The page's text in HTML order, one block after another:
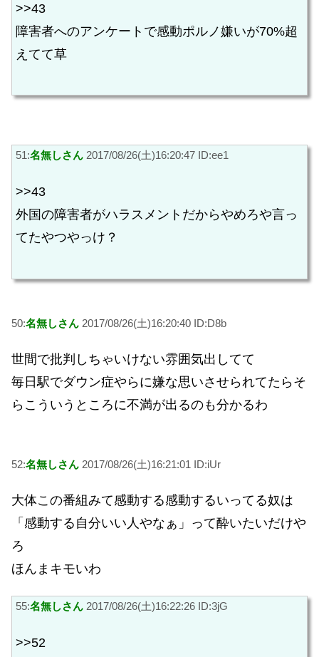
>>43
障害者へのアンケートで感動ポルノ嫌いが70%超
えてて草
51:名無しさん 2017/08/26(土)16:20:47 ID:ee1
>>43
外国の障害者がハラスメントだからやめろや言っ
てたやつやっけ？
50:名無しさん 2017/08/26(土)16:20:40 ID:D8b
世間で批判しちゃいけない雰囲気出してて
毎日駅でダウン症やらに嫌な思いさせられてたらそ
らこういうところに不満が出るのも分かるわ
52:名無しさん 2017/08/26(土)16:21:01 ID:iUr
大体この番組みて感動する感動するいってる奴は
「感動する自分いい人やなぁ」って酔いたいだけや
ろ
ほんまキモいわ
55:名無しさん 2017/08/26(土)16:22:26 ID:3jG
>>52